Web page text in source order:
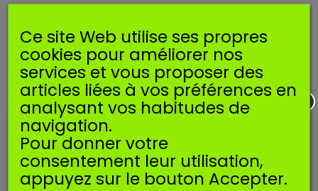
11,90 €TTC
Quantité Ajouter au panier
EN SAVOIR PLUS
Durite carburant transparente.
Dimensions :
- 2,7mm diamètre intérieur
Ce site Web utilise ses propres
cookies pour améliorer nos
services et vous proposer des
articles liées à vos préférences en
analysant vos habitudes de
navigation.
Pour donner votre
consentement leur utilisation,
appuyez sur le bouton Accepter.